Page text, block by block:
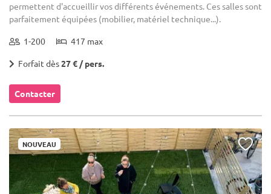
permettent d'accueillir vos différents événements. Ces salles sont
parfaitement équipées (mobilier, matériel technique...).
1-200 417 max
Forfait dès27 € / pers.
Contacter
NOUVEAU